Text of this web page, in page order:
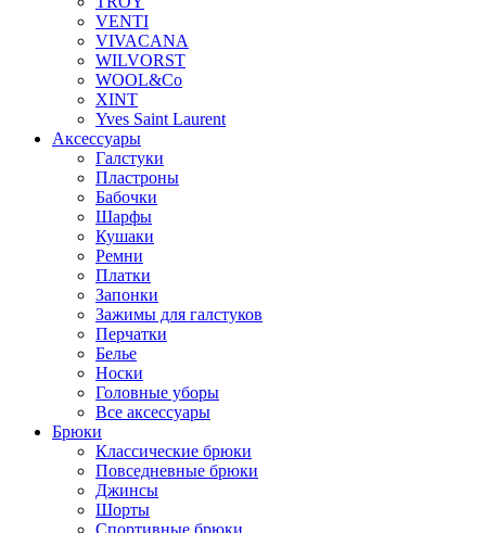
VENTI
VIVACANA
WILVORST
WOOL&Co
XINT
Yves Saint Laurent
Аксессуары
Галстуки
Пластроны
Бабочки
Шарфы
Кушаки
Ремни
Платки
Запонки
Зажимы для галстуков
Перчатки
Белье
Носки
Головные уборы
Все аксессуары
Брюки
Классические брюки
Повседневные брюки
Джинсы
Шорты
Спортивные брюки